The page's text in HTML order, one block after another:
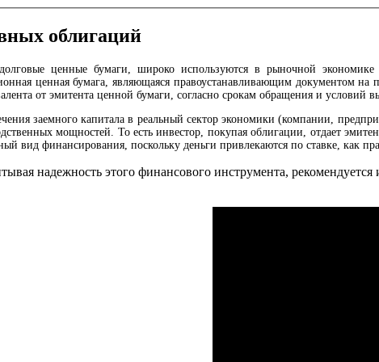
облигаций
ценные бумаги, широко используются в рыночной
ценная бумага, являющаяся правоустанавливающим документом
от эмитента ценной бумаги, согласно срокам обращения и условий
заемного капитала в реальный сектор экономики (компании,
мощностей. То есть инвестор, покупая облигации, отдает
вид финансирования, поскольку деньги привлекаются по ставке, как
надежность этого финансового инструмента,